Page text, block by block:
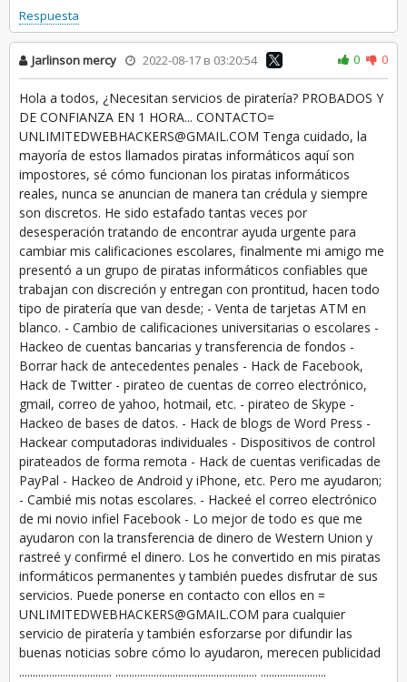
Respuesta
Jarlinson mercy 2022-08-17 в 03:20:54 0 0
Hola a todos, ¿Necesitan servicios de piratería? PROBADOS Y
DE CONFIANZA EN 1 HORA... CONTACTO=
UNLIMITEDWEBHACKERS@GMAIL.COM Tenga cuidado, la
mayoría de estos llamados piratas informáticos aquí son
impostores, sé cómo funcionan los piratas informáticos
reales, nunca se anuncian de manera tan crédula y siempre
son discretos. He sido estafado tantas veces por
desesperación tratando de encontrar ayuda urgente para
cambiar mis calificaciones escolares, finalmente mi amigo me
presentó a un grupo de piratas informáticos confiables que
trabajan con discreción y entregan con prontitud, hacen todo
tipo de piratería que van desde; - Venta de tarjetas ATM en
blanco. - Cambio de calificaciones universitarias o escolares -
Hackeo de cuentas bancarias y transferencia de fondos -
Borrar hack de antecedentes penales - Hack de Facebook,
Hack de Twitter - pirateo de cuentas de correo electrónico,
gmail, correo de yahoo, hotmail, etc. - pirateo de Skype -
Hackeo de bases de datos. - Hack de blogs de Word Press -
Hackear computadoras individuales - Dispositivos de control
pirateados de forma remota - Hack de cuentas verificadas de
PayPal - Hackeo de Android y iPhone, etc. Pero me ayudaron;
- Cambié mis notas escolares. - Hackeé el correo electrónico
de mi novio infiel Facebook - Lo mejor de todo es que me
ayudaron con la transferencia de dinero de Western Union y
rastreé y confirmé el dinero. Los he convertido en mis piratas
informáticos permanentes y también puedes disfrutar de sus
servicios. Puede ponerse en contacto con ellos en =
UNLIMITEDWEBHACKERS@GMAIL.COM para cualquier
servicio de piratería y también esforzarse por difundir las
buenas noticias sobre cómo lo ayudaron, merecen publicidad
.................................. .................................................... ........................